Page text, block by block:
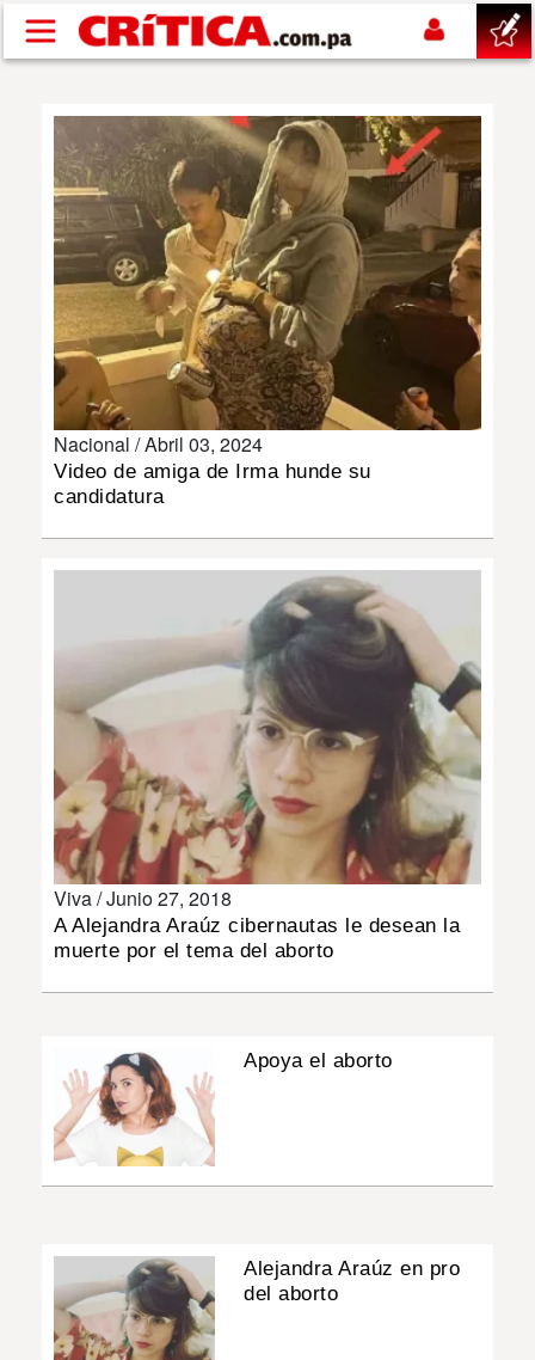
Pasar al contenido principal
SUCESOS
NACIONAL
POLÍTICA
SHOW
DEPORTES
IMPRESO
Nacional /Abril 03, 2024
Video de amiga de Irma hunde su
candidatura
Viva /Junio 27, 2018
A Alejandra Araúz cibernautas le desean la
muerte por el tema del aborto
Apoya el aborto
Alejandra Araúz en pro
del aborto